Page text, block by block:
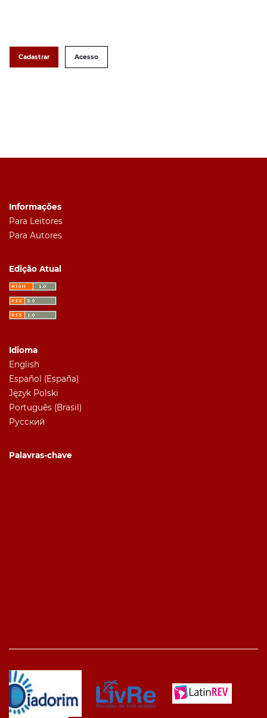
Cadastrar Acesso
Informações
Para Leitores
Para Autores
Edição Atual
Idioma
English
Español (España)
Język Polski
Português (Brasil)
Русский
Palavras-chave